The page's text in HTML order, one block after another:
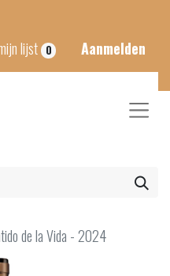
lijst 0 Aanmelden
de la Vida - 2024